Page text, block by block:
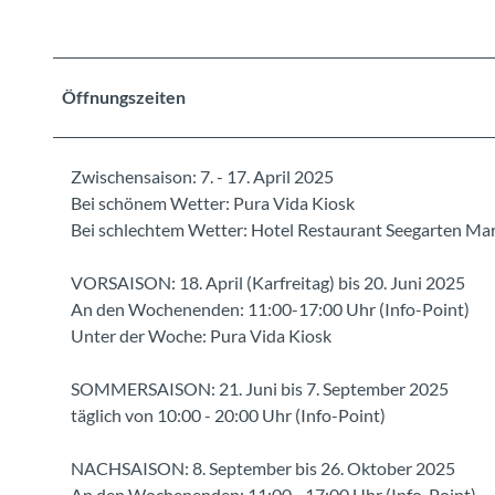
Öffnungszeiten
Zwischensaison: 7. - 17. April 2025
Bei schönem Wetter: Pura Vida Kiosk
Bei schlechtem Wetter: Hotel Restaurant Seegarten
VORSAISON: 18. April (Karfreitag) bis 20. Juni 2025
An den Wochenenden: 11:00-17:00 Uhr (Info-Point)
Unter der Woche: Pura Vida Kiosk
SOMMERSAISON: 21. Juni bis 7. September 2025
täglich von 10:00 - 20:00 Uhr (Info-Point)
NACHSAISON: 8. September bis 26. Oktober 2025